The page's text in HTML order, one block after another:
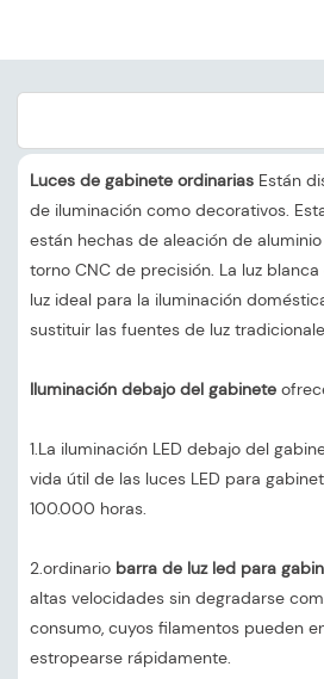
Luces de gabinete ordinarias Están
de iluminación como decorativos.
están hechas de aleación de
torno CNC de precisión. La luz
luz ideal para la iluminación
sustituir las fuentes de luz
Iluminación debajo del gabinete
1.La iluminación LED debajo del
vida útil de las luces LED para
100.000 horas.
2.ordinario barra de luz led para
altas velocidades sin degradarse
consumo, cuyos filamentos pueden
estropearse rápidamente.